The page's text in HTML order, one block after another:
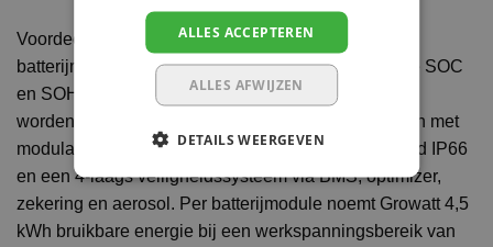
Voordeel van de APX batterijsystemen is dat er per
batterijmodule wordt geoptimaliseerd. Verschillende SOC
en SOH modules kunnen met elkaar gecombineerd
worden. De APX gebruikt kobaltvrije LiFePO4-cellen met
modulaire energie-optimalisatie, beschermingsgraad IP66
en een 4-laags veiligheidssysteem via BMS, optimizer,
zekering en aerosol. Per batterijmodule noemt Growatt 4,5
kWh bruikbare energie bij een werkspanningsbereik van
ALLES ACCEPTEREN
ALLES AFWIJZEN
DETAILS WEERGEVEN